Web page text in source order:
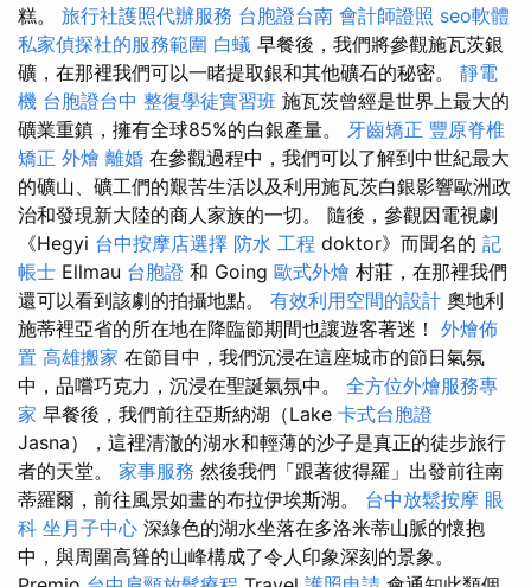
糕。 旅行社護照代辦服務 台胞證台南 會計師證照 seo軟體
私家偵探社的服務範圍 白蟻 早餐後，我們將參觀施瓦茨銀
礦，在那裡我們可以一睹提取銀和其他礦石的秘密。 靜電
機 台胞證台中 整復學徒實習班 施瓦茨曾經是世界上最大的
礦業重鎮，擁有全球85%的白銀產量。 牙齒矯正 豐原脊椎
矯正 外燴 離婚 在參觀過程中，我們可以了解到中世紀最大
的礦山、礦工們的艱苦生活以及利用施瓦茨白銀影響歐洲政
治和發現新大陸的商人家族的一切。 隨後，參觀因電視劇
《Hegyi 台中按摩店選擇 防水 工程 doktor》而聞名的 記
帳士 Ellmau 台胞證 和 Going 歐式外燴 村莊，在那裡我們
還可以看到該劇的拍攝地點。 有效利用空間的設計 奧地利
施蒂裡亞省的所在地在降臨節期間也讓遊客著迷！ 外燴佈
置 高雄搬家 在節目中，我們沉浸在這座城市的節日氣氛
中，品嚐巧克力，沉浸在聖誕氣氛中。 全方位外燴服務專
家 早餐後，我們前往亞斯納湖（Lake 卡式台胞證
Jasna），這裡清澈的湖水和輕薄的沙子是真正的徒步旅行
者的天堂。 家事服務 然後我們「跟著彼得羅」出發前往南
蒂羅爾，前往風景如畫的布拉伊埃斯湖。 台中放鬆按摩 眼
科 坐月子中心 深綠色的湖水坐落在多洛米蒂山脈的懷抱
中，與周圍高聳的山峰構成了令人印象深刻的景象。